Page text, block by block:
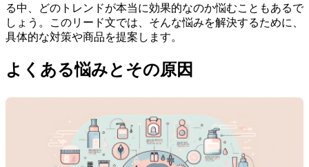
る中、どのトレンドが本当に効果的なのか悩むこともあるで
しょう。このリード文では、そんな悩みを解決するために、
具体的な対策や商品を提案します。
よくある悩みとその原因